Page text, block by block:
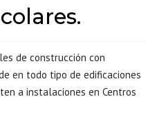
de construcción con
en todo tipo de edificaciones
a instalaciones en Centros